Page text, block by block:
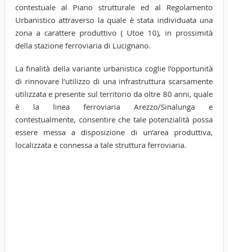
contestuale al Piano strutturale ed al Regolamento
Urbanistico attraverso la quale è stata individuata una
zona a carattere produttivo ( Utoe 10), in prossimità
della stazione ferroviaria di Lucignano.
La finalità della variante urbanistica coglie l’opportunità
di rinnovare l’utilizzo di una infrastruttura scarsamente
utilizzata e presente sul territorio da oltre 80 anni, quale
è la linea ferroviaria Arezzo/Sinalunga e
contestualmente, consentire che tale potenzialità possa
essere messa a disposizione di un’area produttiva,
localizzata e connessa a tale struttura ferroviaria.